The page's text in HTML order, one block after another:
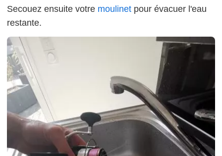
Secouez ensuite votre moulinet pour évacuer l'eau
restante.